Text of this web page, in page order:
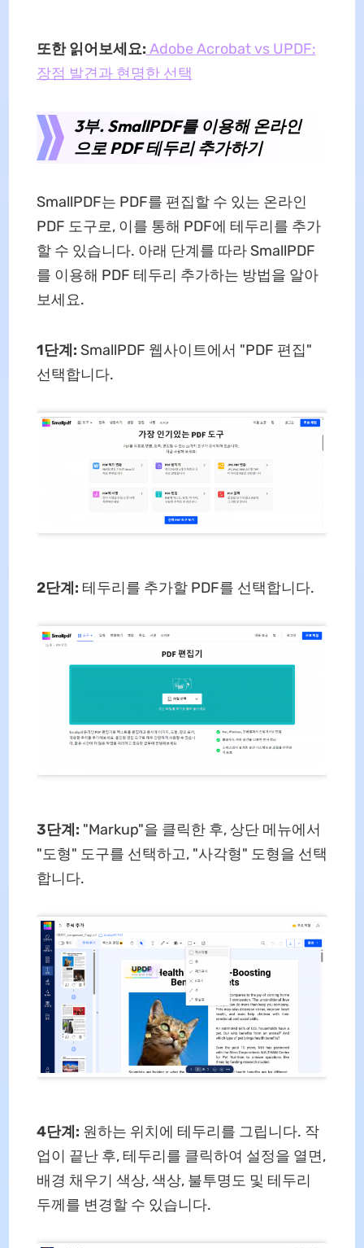
또한 읽어보세요: Adobe Acrobat vs UPDF:
장점 발견과 현명한 선택
3부. SmallPDF를 이용해 온라인
으로 PDF 테두리 추가하기
SmallPDF는 PDF를 편집할 수 있는 온라인
PDF 도구로, 이를 통해 PDF에 테두리를 추가
할 수 있습니다. 아래 단계를 따라 SmallPDF
를 이용해 PDF 테두리 추가하는 방법을 알아
보세요.
1단계: SmallPDF 웹사이트에서 "PDF 편집"
선택합니다.
2단계: 테두리를 추가할 PDF를 선택합니다.
3단계: "Markup"을 클릭한 후, 상단 메뉴에서
"도형" 도구를 선택하고, "사각형" 도형을 선택
합니다.
4단계: 원하는 위치에 테두리를 그립니다. 작
업이 끝난 후, 테두리를 클릭하여 설정을 열면,
배경 채우기 색상, 색상, 불투명도 및 테두리
두께를 변경할 수 있습니다.